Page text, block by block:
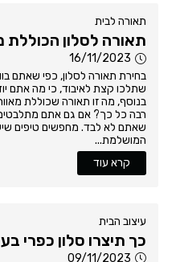
תאורה לבית
תאורה לסלון הכוללת
16/11/2023
בחירת תאורה לסלון, כפי שאתם
שתלכו קצת לאיבוד, כי מה אתם
בנוסף, מה זו תאורה שכוללת
רבה כל כך? אם גם אתם
שאתם לא לבד. מחפשים טיפים
המושלמת...
קרא עוד
עיצוב הבית
כך תיצרו סלון כפרי
09/11/2023